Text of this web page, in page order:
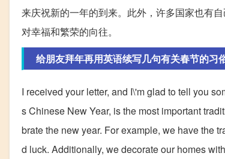
来庆祝新的一年的到来。此外，许多国家也有
对幸福和繁荣的向往。
给朋友拜年再用英语续写几句有关春节的习
I received your letter, and I\'m glad to tell you
s Chinese New Year, is the most important
brate the new year. For example, we have the
d luck. Additionally, we decorate our homes